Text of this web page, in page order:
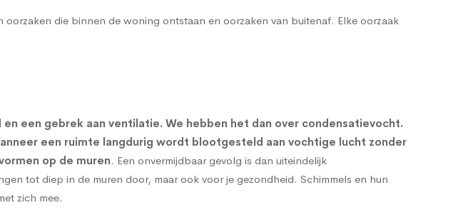
die binnen de woning ontstaan en oorzaken van buitenaf. Elke oorzaak
een gebrek aan ventilatie. We hebben het dan over condensatievocht.
een ruimte langdurig wordt blootgesteld aan vochtige lucht zonder
op de muren. Een onvermijdbaar gevolg is dan uiteindelijk
tot diep in de muren door, maar ook voor je gezondheid. Schimmels en hun
zich mee.